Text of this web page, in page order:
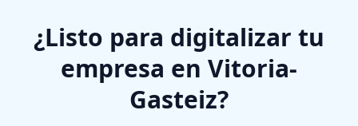
¿Listo para digitalizar tu
empresa en Vitoria-
Gasteiz?